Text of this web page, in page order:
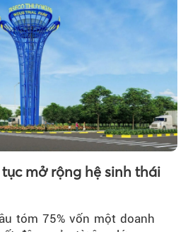
mở rộng hệ sinh thái
tóm 75% vốn một doanh